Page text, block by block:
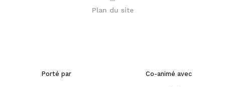
Plan du site
Porté par Co-animé avec